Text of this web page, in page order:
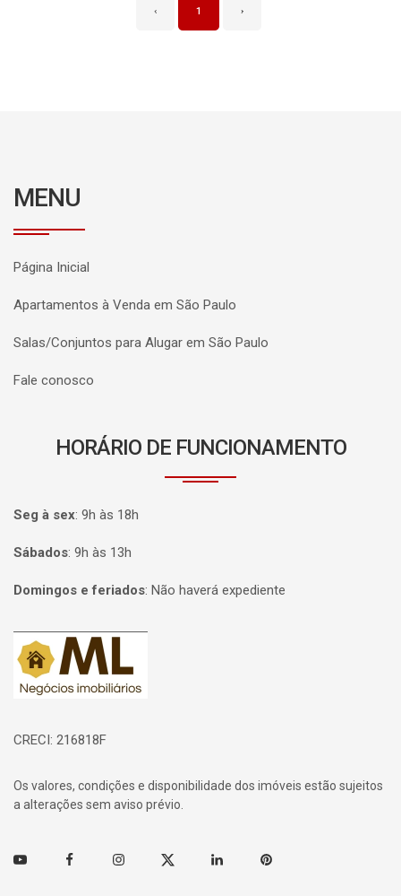
‹ 1 ›
MENU
Página Inicial
Apartamentos à Venda em São Paulo
Salas/Conjuntos para Alugar em São Paulo
Fale conosco
HORÁRIO DE FUNCIONAMENTO
Seg à sex: 9h às 18h
Sábados: 9h às 13h
Domingos e feriados: Não haverá expediente
Página inicial
CRECI: 216818F
Os valores, condições e disponibilidade dos imóveis estão sujeitos
a alterações sem aviso prévio.
Youtube FacebookInstagramTwitter Linkedin Pinterest